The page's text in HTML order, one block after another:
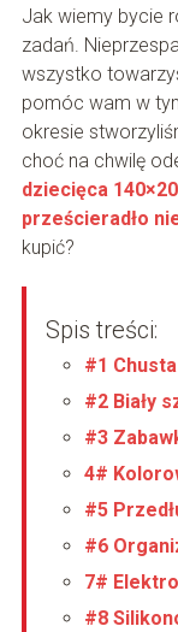
Jak wiemy bycie
zadań.
wszystko
pomóc wam w
okresie
choć na chwilę
dziecięca
prześcieradło
kupić?
Spis treści:
#1
#2 Biały
#3
4#
#5
#6
7#
#8